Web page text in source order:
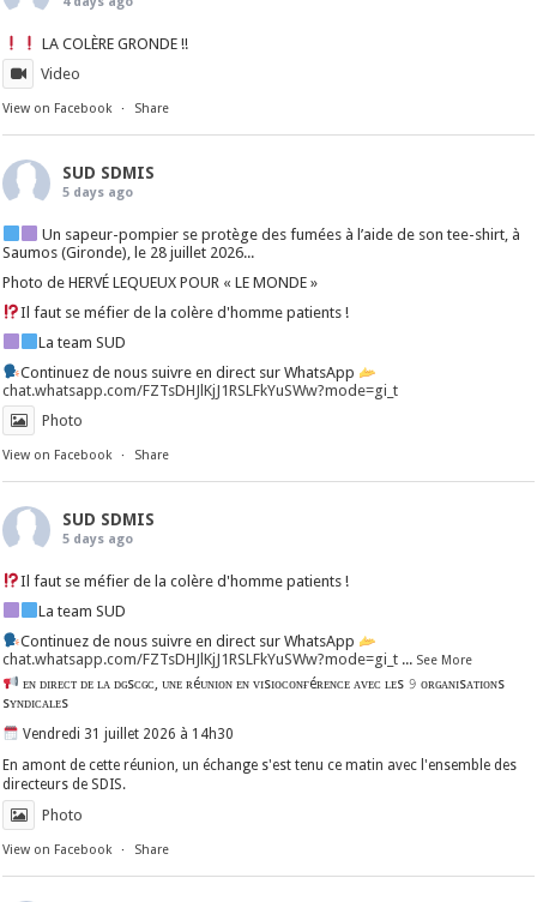
LA COLÈRE GRONDE !!
Video
View on Facebook · Share
SUD SDMIS
5 days ago
Un sapeur-pompier se protège des fumées à l’aide de son tee-shirt, à
Saumos (Gironde), le 28 juillet 2026...
Photo de HERVÉ LEQUEUX POUR « LE MONDE »
Il faut se méfier de la colère d'homme patients !
La team SUD
Continuez de nous suivre en direct sur WhatsApp
chat.whatsapp.com/FZTsDHJlKjJ1RSLFkYuSWw?mode=gi_t
Photo
View on Facebook · Share
SUD SDMIS
5 days ago
Il faut se méfier de la colère d'homme patients !
La team SUD
Continuez de nous suivre en direct sur WhatsApp
chat.whatsapp.com/FZTsDHJlKjJ1RSLFkYuSWw?mode=gi_t
ᴇɴ ᴅɪʀᴇᴄᴛ ᴅᴇ ʟᴀ ᴅɢsᴄɢᴄ, ᴜɴᴇ ʀéᴜɴɪᴏɴ ᴇɴ ᴠɪsɪᴏᴄᴏɴғéʀᴇɴᴄᴇ ᴀᴠᴇᴄ ʟᴇs 𝟿 ᴏʀɢᴀɴɪsᴀᴛɪᴏɴs
sʏɴᴅɪᴄᴀʟᴇs
Vendredi 31 juillet 2026 à 14h30
En amont de cette réunion, un échange s'est tenu ce matin avec l'ensemble des
directeurs de SDIS.
... See More
Photo
View on Facebook · Share